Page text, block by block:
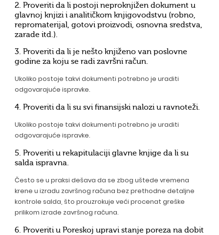
2. Proveriti da li postoji neproknjižen dokument u
glavnoj knjizi i analitičkom knjigovodstvu (robno,
repromaterijal, gotovi proizvodi, osnovna sredstva,
zarade itd.).
3. Proveriti da li je nešto knjiženo van poslovne
godine za koju se radi završni račun.
Ukoliko postoje takvi dokumenti potrebno je uraditi
odgovarajuće ispravke.
4. Proveriti da li su svi finansijski nalozi u ravnoteži.
Ukoliko postoje takvi dokumenti potrebno je uraditi
odgovarajuće ispravke.
5. Proveriti u rekapitulaciji glavne knjige da li su
salda ispravna.
Često se u praksi dešava da se zbog uštede vremena
krene u izradu završnog računa bez prethodne detaljne
kontrole salda, što prouzrokuje veći procenat greške
prilikom izrade završnog računa.
6. Proveriti u Poreskoj upravi stanje poreza na dobit